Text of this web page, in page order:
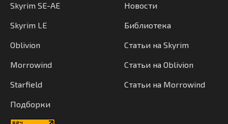
Skyrim SE-AE
Skyrim LE
Oblivion
Morrowind
Starfield
Подборки
Новости
Библиотека
Статьи на Skyrim
Статьи на Oblivion
Статьи на Morrowind